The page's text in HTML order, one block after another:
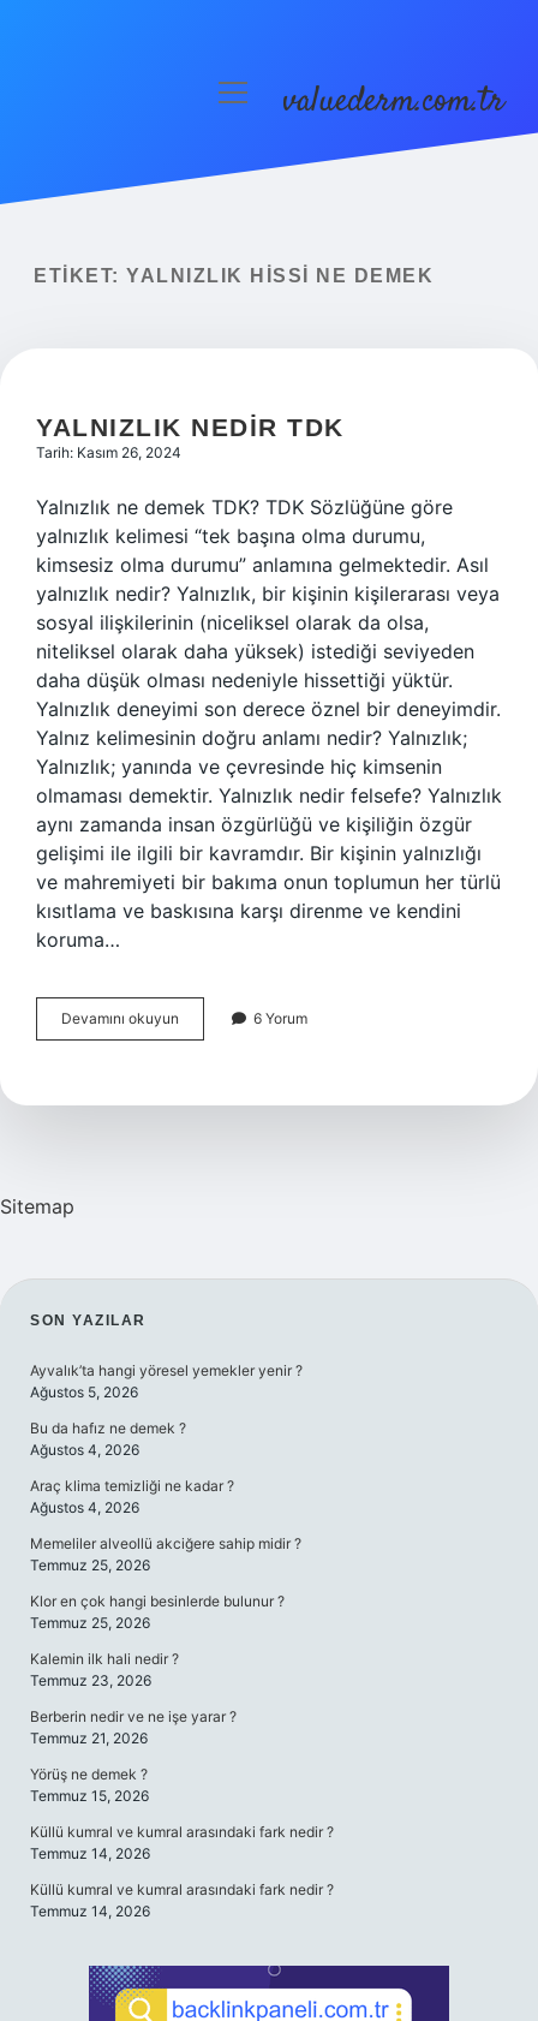
Yasal Uyarı
menüyüvaluederm.com.tr
ETIKET: YALNIZLIK HISSI NE DEMEK
YALNIZLIK NEDIR TDK
Tarih: Kasım 26, 2024
Yalnızlık ne demek TDK? TDK Sözlüğüne göre
yalnızlık kelimesi “tek başına olma durumu,
kimsesiz olma durumu” anlamına gelmektedir. Asıl
yalnızlık nedir? Yalnızlık, bir kişinin kişilerarası veya
sosyal ilişkilerinin (niceliksel olarak da olsa,
niteliksel olarak daha yüksek) istediği seviyeden
daha düşük olması nedeniyle hissettiği yüktür.
Yalnızlık deneyimi son derece öznel bir deneyimdir.
Yalnız kelimesinin doğru anlamı nedir? Yalnızlık;
Yalnızlık; yanında ve çevresinde hiç kimsenin
olmaması demektir. Yalnızlık nedir felsefe? Yalnızlık
aynı zamanda insan özgürlüğü ve kişiliğin özgür
gelişimi ile ilgili bir kavramdır. Bir kişinin yalnızlığı
ve mahremiyeti bir bakıma onun toplumun her türlü
kısıtlama ve baskısına karşı direnme ve kendini
koruma…
Devamını okuyun Yalnızlık
Nedir
6 Yorum
Sitemap
SIDEBAR
SON YAZILAR
Ayvalık’ta hangi yöresel yemekler yenir ?
Ağustos 5, 2026
Bu da hafız ne demek ?
Ağustos 4, 2026
Araç klima temizliği ne kadar ?
Ağustos 4, 2026
Memeliler alveollü akciğere sahip midir ?
Temmuz 25, 2026
Klor en çok hangi besinlerde bulunur ?
Temmuz 25, 2026
Kalemin ilk hali nedir ?
Temmuz 23, 2026
Berberin nedir ve ne işe yarar ?
Temmuz 21, 2026
Yörüş ne demek ?
Temmuz 15, 2026
Küllü kumral ve kumral arasındaki fark nedir ?
Temmuz 14, 2026
Küllü kumral ve kumral arasındaki fark nedir ?
Temmuz 14, 2026